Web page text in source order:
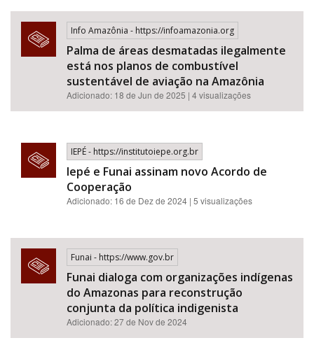
Info Amazônia - https://infoamazonia.org
Palma de áreas desmatadas ilegalmente
está nos planos de combustível
sustentável de aviação na Amazônia
Adicionado: 18 de Jun de 2025 | 4 visualizações
IEPÉ - https://institutoiepe.org.br
Iepé e Funai assinam novo Acordo de
Cooperação
Adicionado: 16 de Dez de 2024 | 5 visualizações
Funai - https://www.gov.br
Funai dialoga com organizações indígenas
do Amazonas para reconstrução
conjunta da política indigenista
Adicionado: 27 de Nov de 2024